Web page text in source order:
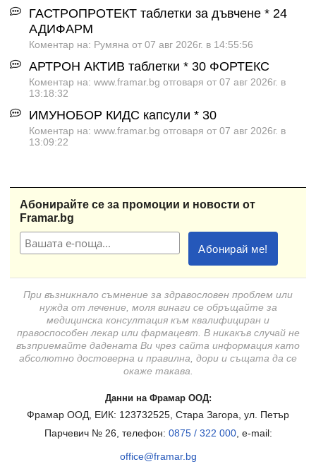
ГАСТРОПРОТЕКТ таблетки за дъвчене * 24
АДИФАРМ
Коментар на: Румяна от 07 авг 2026г. в 14:55:56
АРТРОН АКТИВ таблетки * 30 ФОРТЕКС
Коментар на: www.framar.bg отговаря от 07 авг 2026г. в
13:18:32
ИМУНОБОР КИДС капсули * 30
Коментар на: www.framar.bg отговаря от 07 авг 2026г. в
13:09:22
Абонирайте се за промоции и новости от
Framar.bg
При възникнало съмнение за здравословен проблем или
нужда от лечение, моля винаги се обръщайте за
медицинска консултация към квалифициран и
правоспособен лекар или фармацевт. В никакъв случай не
възприемайте дадената Ви чрез сайта информация като
абсолютно достоверна и правилна, дори и същата да се
окаже такава.
Данни на Фрамар ООД:
Фрамар ООД, ЕИК: 123732525, Стара Загора, ул. Петър
Парчевич № 26, телефон: 0875 / 322 000, e-mail:
office@framar.bg